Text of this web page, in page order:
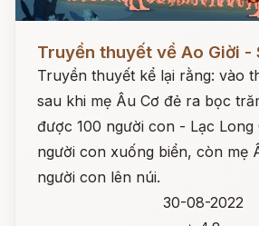
Đọc ngay
Truyền thuyết về Ao Giời -
Truyền thuyết kể lại rằng: vào
sau khi mẹ Âu Cơ đẻ ra bọc
được 100 người con - Lạc Long
người con xuống biển, còn mẹ
người con lên núi.
30-08-2022